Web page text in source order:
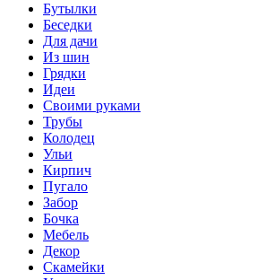
Бутылки
Беседки
Для дачи
Из шин
Грядки
Идеи
Своими руками
Трубы
Колодец
Ульи
Кирпич
Пугало
Забор
Бочка
Мебель
Декор
Скамейки